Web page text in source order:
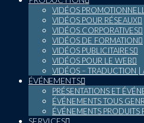
VIDÉOS
VIDÉOS POUR RÉSEAUX
VIDÉOS CORPORATIVES
VIDÉOS DE FORMATION
VIDÉOS PUBLICITAIRES
VIDÉOS POUR LE WEB
VIDÉOS – TRADUCTION |
ÉVÉNEMENTS
PRÉSENTATIONS ET
ÉVÉNEMENTS TOUS
ÉVÉNEMENTS PRODUITS
SERVICES